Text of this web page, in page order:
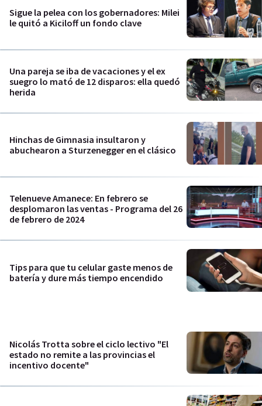
Sigue la pelea con los gobernadores: Milei
le quitó a Kiciloff un fondo clave
Una pareja se iba de vacaciones y el ex
suegro lo mató de 12 disparos: ella quedó
herida
Hinchas de Gimnasia insultaron y
abuchearon a Sturzenegger en el clásico
Telenueve Amanece: En febrero se
desplomaron las ventas - Programa del 26
de febrero de 2024
Tips para que tu celular gaste menos de
batería y dure más tiempo encendido
Nicolás Trotta sobre el ciclo lectivo "El
estado no remite a las provincias el
incentivo docente"